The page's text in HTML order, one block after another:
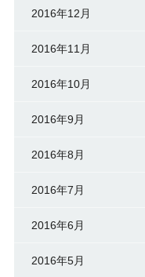
2016年12月
2016年11月
2016年10月
2016年9月
2016年8月
2016年7月
2016年6月
2016年5月